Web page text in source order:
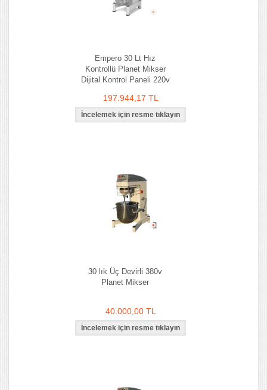
Empero 30 Lt Hız
Kontrollü Planet Mikser
Dijital Kontrol Paneli 220v
197.944,17 TL
30 lık Üç Devirli 380v
Planet Mikser
40.000,00 TL